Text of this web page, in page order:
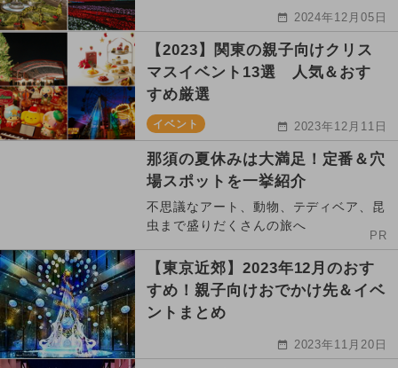
2024年12月05日
【2023】関東の親子向けクリス
マスイベント13選 人気＆おす
すめ厳選
イベント 2023年12月11日
那須の夏休みは大満足！定番＆穴
場スポットを一挙紹介
不思議なアート、動物、テディベア、昆
虫まで盛りだくさんの旅へ
PR
【東京近郊】2023年12月のおす
すめ！親子向けおでかけ先＆イベ
ントまとめ
2023年11月20日